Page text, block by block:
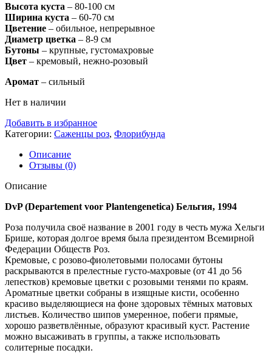
Высота куста – 80-100 см
Ширина куста – 60-70 см
Цветение – обильное, непрерывное
Диаметр цветка – 8-9 см
Бутоны – крупные, густомахровые
Цвет – кремовый, нежно-розовый
Аромат – сильный
Нет в наличии
Добавить в избранное
Категории: Саженцы роз, Флорибунда
Описание
Отзывы (0)
Описание
DvP (Departement voor Plantengenetica) Бельгия, 1994
Роза получила своё название в 2001 году в честь мужа Хельги
Брише, которая долгое время была президентом Всемирной
Федерации Обществ Роз.
Кремовые, с розово-фиолетовыми полосами бутоны
раскрываются в прелестные густо-махровые (от 41 до 56
лепестков) кремовые цветки с розовыми тенями по краям.
Ароматные цветки собраны в изящные кисти, особенно
красиво выделяющиеся на фоне здоровых тёмных матовых
листьев. Количество шипов умеренное, побеги прямые,
хорошо разветвлённые, образуют красивый куст. Растение
можно высаживать в группы, а также использовать
солитерные посадки.